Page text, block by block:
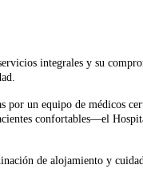
integrales y su
un equipo de médicos
confortables—el
de alojamiento y